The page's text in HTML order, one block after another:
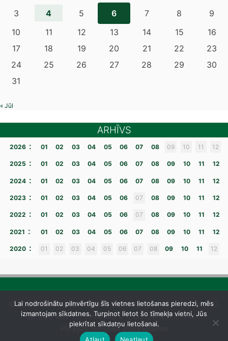
3
4 5 6 7 8
9
10
11 12 13 14 15
16
17
18 19 20 21 22
23
24
25 26 27 28 29
30
31
« Jūl
ARHĪVS
2026 : 01 02 03 04 05 06 07 08 09 10 11 12
2025 : 01 02 03 04 05 06 07 08 09 10 11 12
2024 : 01 02 03 04 05 06 07 08 09 10 11 12
2023 : 01 02 03 04 05 06 07 08 09 10 11 12
2022 : 01 02 03 04 05 06 07 08 09 10 11 12
2021 : 01 02 03 04 05 06 07 08 09 10 11 12
2020 : 01 02 03 04 05 06 07 08 09 10 11 12
©2026 Gulbenes novada vidusskola– [Skolas iela 10,
Skolas iela 12, Līkā iela 21] Gulbene, LV-4401
Piekļūstamības paziņojums
Lai nodrošinātu pilnvērtīgu šīs vietnes lietošanas pieredzi, mēs
izmantojam sīkdatnes. Turpinot lietot šo tīmekļa vietni, Jūs
piekrītat sīkdatņu lietošanai.
Atļaut
Neatļaut